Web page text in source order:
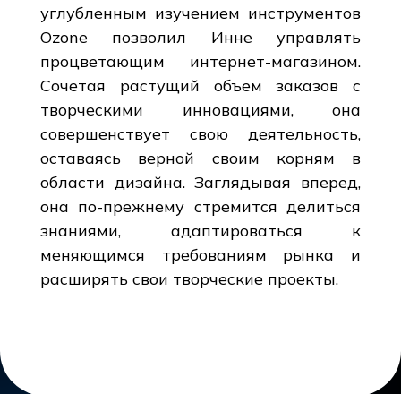
углубленным изучением инструментов
Ozone позволил Инне управлять
процветающим интернет-магазином.
Сочетая растущий объем заказов с
творческими инновациями, она
совершенствует свою деятельность,
оставаясь верной своим корням в
области дизайна. Заглядывая вперед,
она по-прежнему стремится делиться
знаниями, адаптироваться к
меняющимся требованиям рынка и
расширять свои творческие проекты.